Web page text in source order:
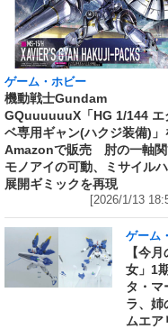
ゲーム・ホビー
機動戦士Gundam
GQuuuuuuX「HG 1/144 エ
ベ専用ギャン(ハクジ装備)」
Amazonで販売 肘の一軸関
モノアイの可動、ミサイル
展開ギミックを再現
[2026/1/13
ゲーム
【今
女」1
タ・マ
ラ、姉
ムエア